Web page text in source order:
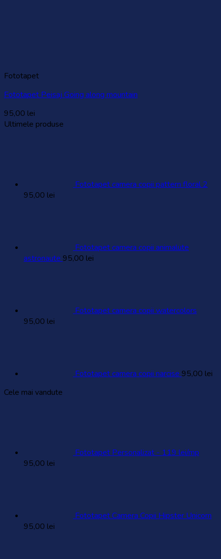
Fototapet
Fototapet Peisaj Going along mountain
95,00 lei
Ultimele produse
Fototapet camera copii pattern floral 2
95,00 lei
Fototapet camera copii animalute
astronaute 95,00 lei
Fototapet camera copii watercolors
95,00 lei
Fototapet camera copii narcise 95,00 lei
Cele mai vandute
Fototapet Personalizat - 119 lei/mp
95,00 lei
Fototapet Camera Copii Hipster Unicorn
95,00 lei